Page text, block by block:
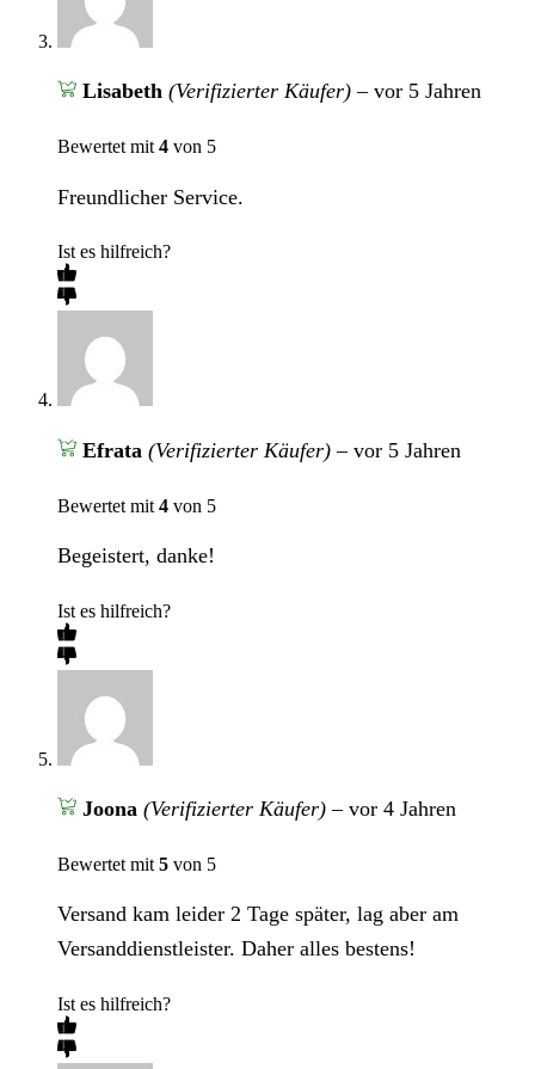
Lisabeth (Verifizierter Käufer) – vor 5 Jahren
Bewertet mit 4 von 5
Freundlicher Service.
Ist es hilfreich?
Efrata (Verifizierter Käufer) – vor 5 Jahren
Bewertet mit 4 von 5
Begeistert, danke!
Ist es hilfreich?
Joona (Verifizierter Käufer) – vor 4 Jahren
Bewertet mit 5 von 5
Versand kam leider 2 Tage später, lag aber am
Versanddienstleister. Daher alles bestens!
Ist es hilfreich?